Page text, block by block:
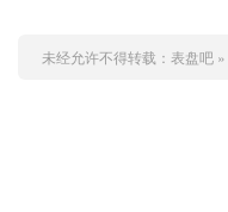
未经允许不得转载： 表盘吧»